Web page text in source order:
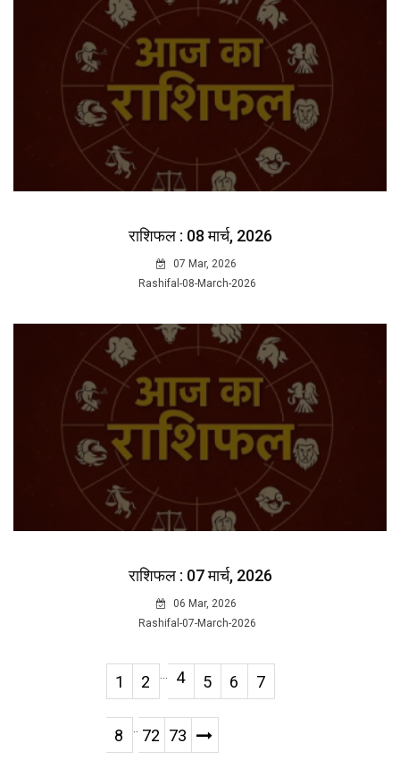
राशिफल : 08 मार्च, 2026
07 Mar, 2026
Rashifal-08-March-2026
राशिफल : 07 मार्च, 2026
06 Mar, 2026
Rashifal-07-March-2026
1 2 ... 4 5 6 7
8 .. 72 73